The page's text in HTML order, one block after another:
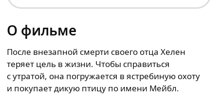
О фильме
После внезапной смерти своего отца Хелен
теряет цель в жизни. Чтобы справиться
с утратой, она погружается в ястребиную охоту
и покупает дикую птицу по имени Мейбл.